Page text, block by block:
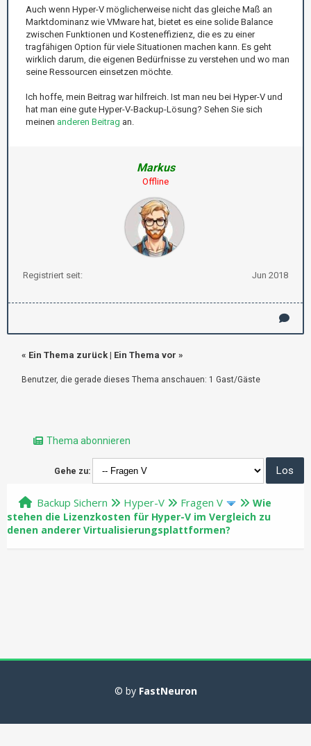
Auch wenn Hyper-V möglicherweise nicht das gleiche Maß an
Marktdominanz wie VMware hat, bietet es eine solide Balance
zwischen Funktionen und Kosteneffizienz, die es zu einer
tragfähigen Option für viele Situationen machen kann. Es geht
wirklich darum, die eigenen Bedürfnisse zu verstehen und wo man
seine Ressourcen einsetzen möchte.
Ich hoffe, mein Beitrag war hilfreich. Ist man neu bei Hyper-V und
hat man eine gute Hyper-V-Backup-Lösung? Sehen Sie sich
meinen anderen Beitrag an.
Markus
Offline
Registriert seit: Jun 2018
« Ein Thema zurück | Ein Thema vor »
Benutzer, die gerade dieses Thema anschauen: 1 Gast/Gäste
Thema abonnieren
Gehe zu:
Backup Sichern Hyper-V Fragen V
Wie
stehen die Lizenzkosten für Hyper-V im Vergleich zu
denen anderer Virtualisierungsplattformen?
© by FastNeuron